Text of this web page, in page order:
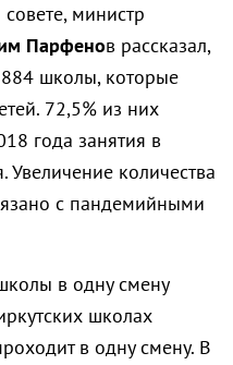
министр
Парфенов рассказал,
школы, которые
72,5% из них
года занятия в
Увеличение количества
с пандемийными
в одну смену
школах
в одну смену. В